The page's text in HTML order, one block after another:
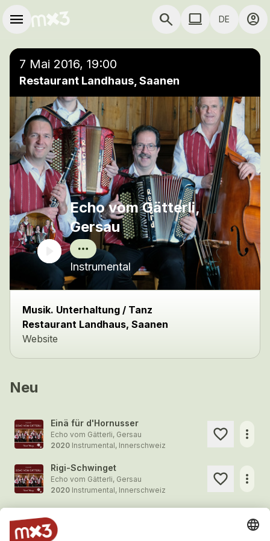
Zum Hauptinhalt springen
Hauptnavigation
menu search COMPUTER
computer DE account_circle
7 Mai 2016, 19:00
Restaurant Landhaus, Saanen
Echo vom Gätterli,
Gersau
Instrumental
Musik. Unterhaltung / Tanz
Restaurant Landhaus, Saanen
Website
Neu
Einä für d'Hornusser
Echo vom Gätterli, Gersau
2020 Instrumental, Innerschweiz
more_horiz
Rigi-Schwinget
Echo vom Gätterli, Gersau
2020 Instrumental, Innerschweiz
more_horiz
Echo vom Gätterli, Gersau
2020
more_horiz
Einer Wiedergabeliste hinzufügen close